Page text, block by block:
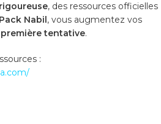
, des ressources officielles
Pack Nabil , vous augmentez vos
tentative.
: